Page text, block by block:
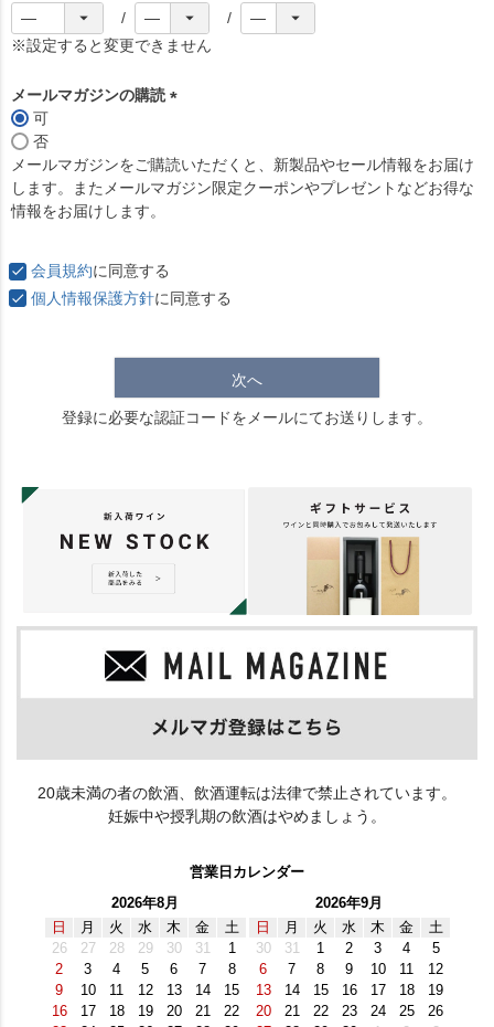
(
必
)
※設定すると変更できません
メールマガジンの購読
須
)
可
否
メールマガジンをご購読いただくと、新製品やセール情報をお届け
します。またメールマガジン限定クーポンやプレゼントなどお得な
情報をお届けします。
会員規約に同意する
個人情報保護方針に同意する
次へ
登録に必要な認証コードをメールにてお送りします。
20歳未満の者の飲酒、飲酒運転は法律で禁止されています。
妊娠中や授乳期の飲酒はやめましょう。
営業日カレンダー
2026年8月
日
月 火 水 木 金
土
26
27 28 29 30 31
1
2
3 4 5 6 7
8
9
10 11 12 13 14
15
16
17 18 19 20 21
22
2026年9月
日
月 火 水 木 金
土
30
31 1 2 3 4
5
6
7 8 9 10 11
12
13
14 15 16 17 18
19
20
21 22 23 24 25
26